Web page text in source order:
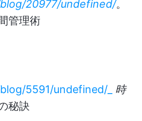
20977/undefined/。
管理術
5591/undefined/_
時
秘訣